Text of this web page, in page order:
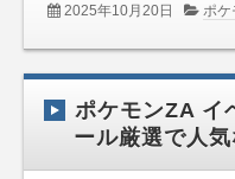
2025年10月20日 ポ
ポケモンZA イ
ール厳選で人気